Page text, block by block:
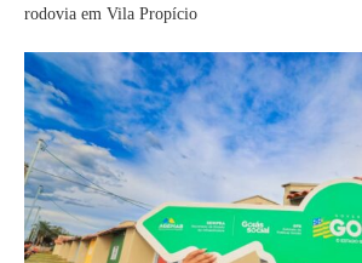
rodovia em Vila Propício